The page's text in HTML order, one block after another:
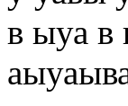
в ыуа в